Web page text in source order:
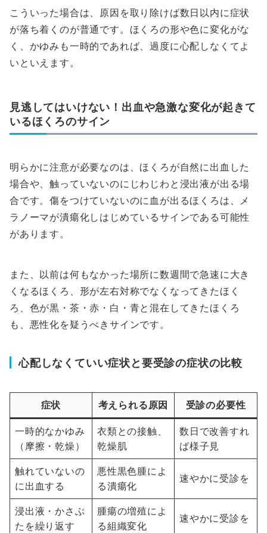
こういった場合は、原因を取り除けば数日以内に症状
が落ち着くのが普通です。ほくろの形や色に変化がな
く、かゆみも一時的であれば、過度に心配しなくてよ
いといえます。
見逃してはいけない！出血や急激な変化が起きて
いるほくろのサイン
明らかに注意が必要なのは、ほくろが自然に出血した
場合や、触っていないのにじわじわと浸出液が出る場
合です。傷をつけていないのに血が出るほくろは、メ
ラノーマが潰瘍化しはじめているサインである可能性
があります。
また、以前は何もなかった場所に数週間で急速に大き
くなるほくろ、形が左右対称でなくなってきたほく
ろ、色が黒・茶・赤・白・青と混在してきたほくろ
も、悪性化を疑うべきサインです。
心配しなくていい症状と要受診の症状の比較
症状 考えられる原因 受診の必要性
一時的なかゆみ
（摩擦・乾燥）
衣類との接触、
乾燥肌
数日で改善すれ
ば様子見
触れていないの
に出血する
悪性黒色腫によ
る潰瘍化
速やかに受診を
浸出液・かさぶ
たを繰り返す
腫瘍の増殖によ
る組織変化
速やかに受診を